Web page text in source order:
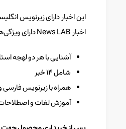
این اخبار دارای زیرنویس
اخبار News LAB دارای ویژگی‌های زیر است:
آشنایی با هر دو لهجه
شامل ۱۴ خبر
همراه با زیرنویس فارسی
آموزش لغات و